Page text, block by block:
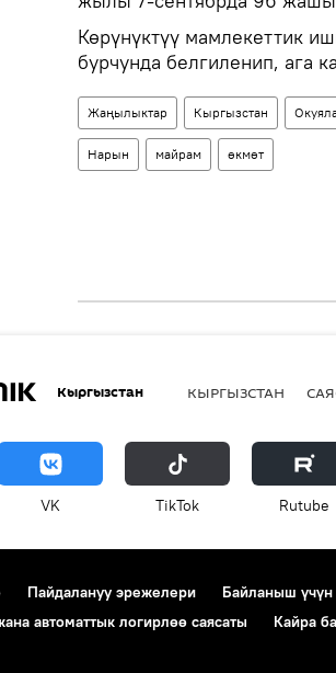
Көрүнүктүү мамлекеттик
бурчунда белгиленип, ага
Жаңылыктар Кыргызстан
Нарын майрам өкмөт
Кыргызстан КЫРГЫЗСТАН
VK ТikТоk Rutube
Пайдалануу эрежелери Байланыш үчүн
автоматтык логирлөө саясаты
Кайра